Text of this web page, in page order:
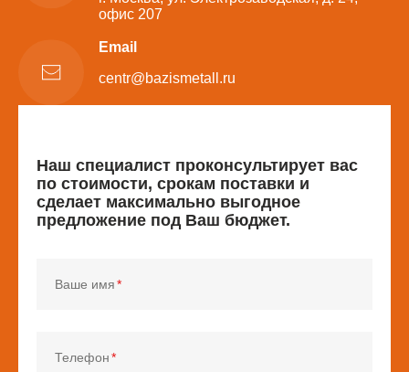
офис 207
Email
centr@bazismetall.ru
Наш специалист проконсультирует вас
по стоимости, срокам поставки и
сделает максимально выгодное
предложение под Ваш бюджет.
Ваше имя
Телефон